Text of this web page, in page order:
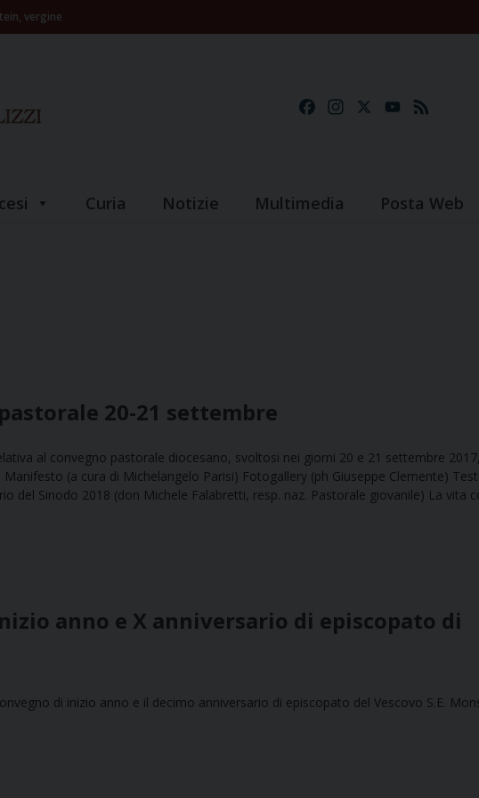
vergine
FacebookInstagramYouTube
Curia Notizie Multimedia Posta Web
20-21 settembre
al convegno pastorale diocesano, svoltosi nei giorni 20 e 21 settembre 2017,
(a cura di Michelangelo Parisi) Fotogallery (ph Giuseppe Clemente)
del Sinodo 2018 (don Michele Falabretti, resp. naz. Pastorale giovanile) La vita
anno e X anniversario di episcopato di
di inizio anno e il decimo anniversario di episcopato del Vescovo S.E.